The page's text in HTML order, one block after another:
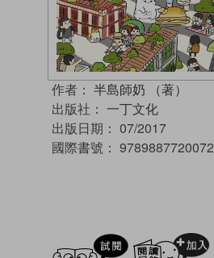
作者： 半島師奶 （著）
出版社： 一丁文化
出版日期： 07/2017
國際書號： 9789887720072
試閲